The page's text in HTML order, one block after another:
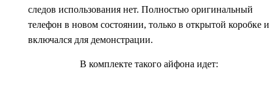
следов использования нет. Полностью оригинальный
телефон в новом состоянии, только в открытой коробке и
включался для демонстрации.
В комплекте такого айфона идет: